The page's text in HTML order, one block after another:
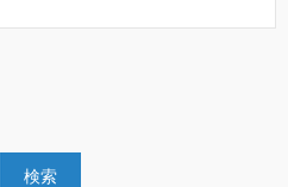
検索